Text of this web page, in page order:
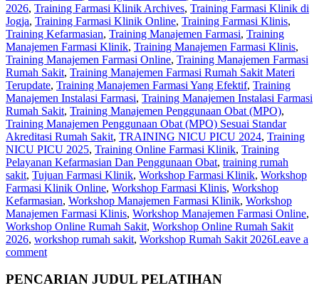
2026, Training Farmasi Klinik Archives, Training Farmasi Klinik di
Jogja, Training Farmasi Klinik Online, Training Farmasi Klinis,
Training Kefarmasian, Training Manajemen Farmasi, Training
Manajemen Farmasi Klinik, Training Manajemen Farmasi Klinis,
Training Manajemen Farmasi Online, Training Manajemen Farmasi
Rumah Sakit, Training Manajemen Farmasi Rumah Sakit Materi
Terupdate, Training Manajemen Farmasi Yang Efektif, Training
Manajemen Instalasi Farmasi, Training Manajemen Instalasi Farmasi
Rumah Sakit, Training Manajemen Penggunaan Obat (MPO),
Training Manajemen Penggunaan Obat (MPO) Sesuai Standar
Akreditasi Rumah Sakit, TRAINING NICU PICU 2024, Training
NICU PICU 2025, Training Online Farmasi Klinik, Training
Pelayanan Kefarmasian Dan Penggunaan Obat, training rumah
sakit, Tujuan Farmasi Klinik, Workshop Farmasi Klinik, Workshop
Farmasi Klinik Online, Workshop Farmasi Klinis, Workshop
Kefarmasian, Workshop Manajemen Farmasi Klinik, Workshop
Manajemen Farmasi Klinis, Workshop Manajemen Farmasi Online,
Workshop Online Rumah Sakit, Workshop Online Rumah Sakit
2026, workshop rumah sakit, Workshop Rumah Sakit 2026Leave a
comment
PENCARIAN JUDUL PELATIHAN